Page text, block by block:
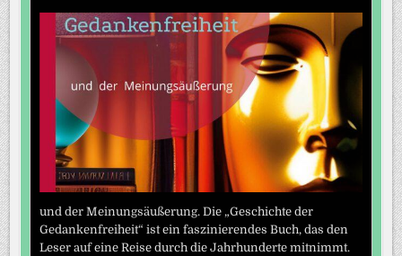
und der Meinungsäußerung. Die „Geschichte der
Gedankenfreiheit“ ist ein faszinierendes Buch, das den
Leser auf eine Reise durch die Jahrhunderte mitnimmt.